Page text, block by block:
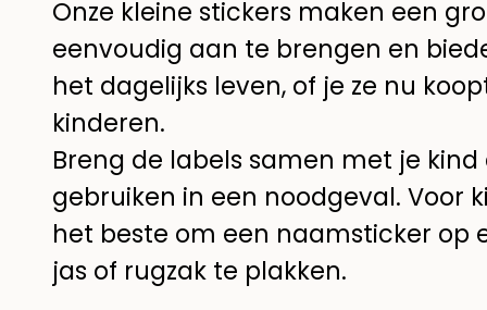
Onze kleine stickers maken een
eenvoudig aan te brengen en
het dagelijks leven, of je ze nu
kinderen.
Breng de labels samen met je
gebruiken in een noodgeval. Voor
het beste om een naamsticker op
jas of rugzak te plakken.